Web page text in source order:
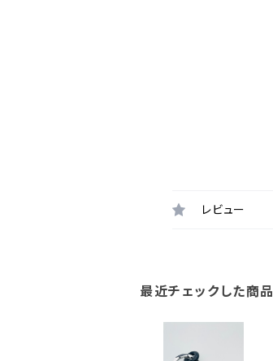
レビュー
最近チェックした商品